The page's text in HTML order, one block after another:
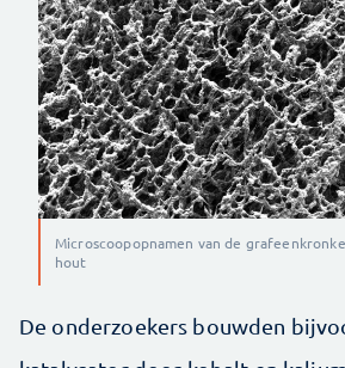
Microscoopopnamen van de
hout
De onderzoekers bouwden